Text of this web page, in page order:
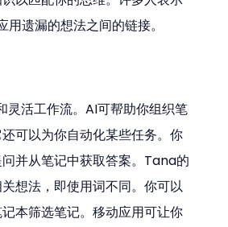
遗漏的想法之间的链接。
灵活工作流。AI可帮助你组织笔
可以为你自动化某些任务。你
并从笔记中获取答案。Tana的
想法，即使用词不同。你可以
本筛选笔记。移动应用可让你